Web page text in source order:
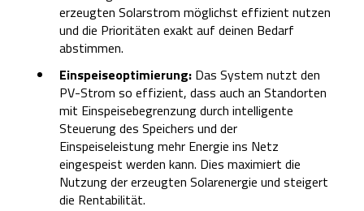
erzeugten Solarstrom möglichst effizient nutzen
und die Prioritäten exakt auf deinen Bedarf
abstimmen.
Einspeiseoptimierung: Das System nutzt den
PV-Strom so effizient, dass auch an Standorten
mit Einspeisebegrenzung durch intelligente
Steuerung des Speichers und der
Einspeiseleistung mehr Energie ins Netz
eingespeist werden kann. Dies maximiert die
Nutzung der erzeugten Solarenergie und steigert
die Rentabilität.